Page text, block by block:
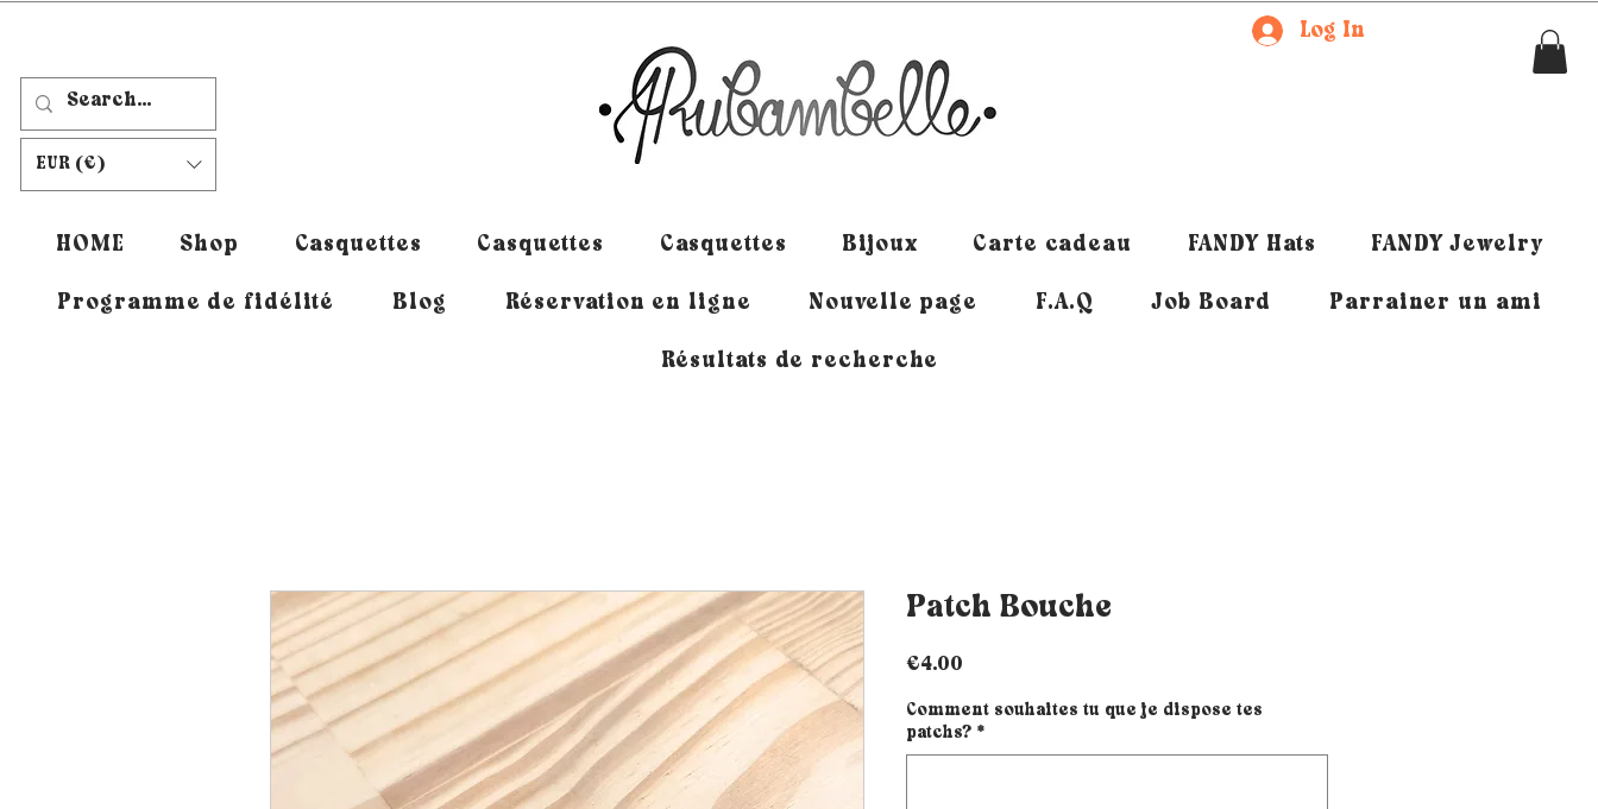
EUR (€)
Log In
HOME Shop Casquettes Casquettes Casquettes Bijoux Carte cadeau FANDY Hats FANDY Jewelry
Programme de fidélité Blog Réservation en ligne Nouvelle page F.A.Q Job Board Parrainer un ami
Résultats de recherche
Patch Bouche
€4.00
Comment souhaites tu que je dispose tes
patchs? *